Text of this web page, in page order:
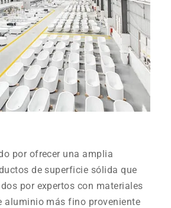
por ofrecer una amplia
de superficie sólida que
por expertos con materiales
aluminio más fino proveniente